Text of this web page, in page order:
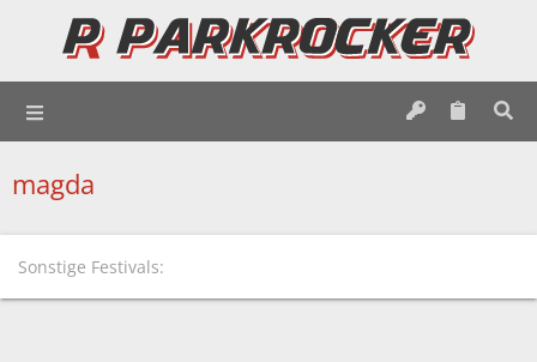
magda
Sonstige Festivals